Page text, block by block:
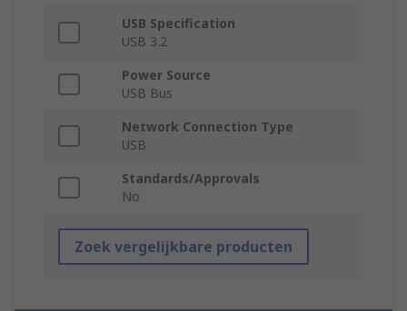
USB Specification
USB 3.2
Power Source
USB Bus
Network Connection Type
USB
Standards/Approvals
No
Zoek vergelijkbare producten